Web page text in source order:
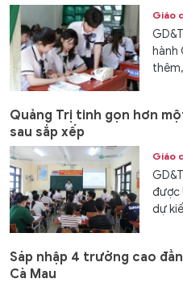
Giáo
hành
Quảng Trị tinh gọn hơn
sau sắp xếp
Giáo
được
dự
Sáp nhập 4 trường cao
Cà Mau